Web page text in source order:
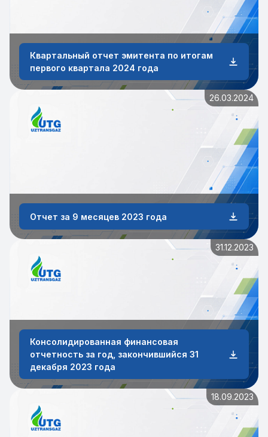
Квартальный отчет эмитента по итогам
первого квартала 2024 года
26.03.2024
Отчет за 9 месяцев 2023 года
31.12.2023
Консолидированная финансовая
отчетность за год, закончившийся 31
декабря 2023 года
18.09.2023